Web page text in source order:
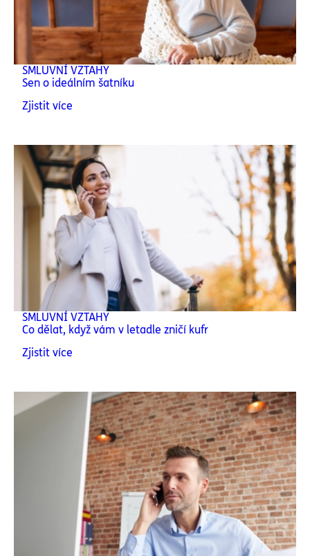
SMLUVNÍ VZTAHY
Sen o ideálním šatníku
Zjistit více
SMLUVNÍ VZTAHY
Co dělat, když vám v letadle zničí kufr
Zjistit více